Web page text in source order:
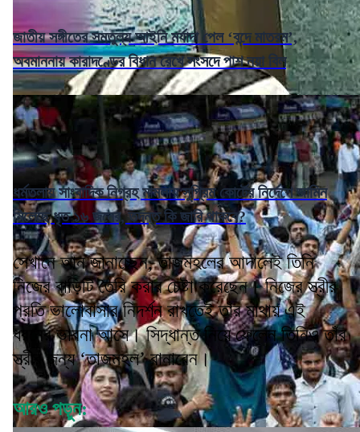
জাতীয় সঙ্গীতের সমতুল্য আইনি মর্যাদা পেল ‘বন্দে মাতরম’,
অবমাননায় কারাদণ্ডের বিধান রেখে সংসদে পাশ নয়া বিল
ধর্মতলায় সাংবাদিক নিগ্রহ মামলায় সুপ্রিম কোর্টের নির্দেশে জামিন
মিলেছে ধৃত ১৬ জনের, তদন্ত কি জারি থাকবে?
সেখানে আন জানাচ্ছেন, তাজমহলের আদালেই তিনি
নিজের বাড়িটি তৈরি করার চেষ্টা করেছেন। নিজের স্ত্রীর
প্রতি ভালোবাসার নিদর্শন রাখতেই তাঁর মাথায় এই
ধরনের ভাবনা আসে। সিদ্ধান্ত নিয়ে ফেলেন তিনিও তাঁর
স্ত্রীর জন্য ‘তাজমহল’ বানাবেন।
আরও পড়ুন: